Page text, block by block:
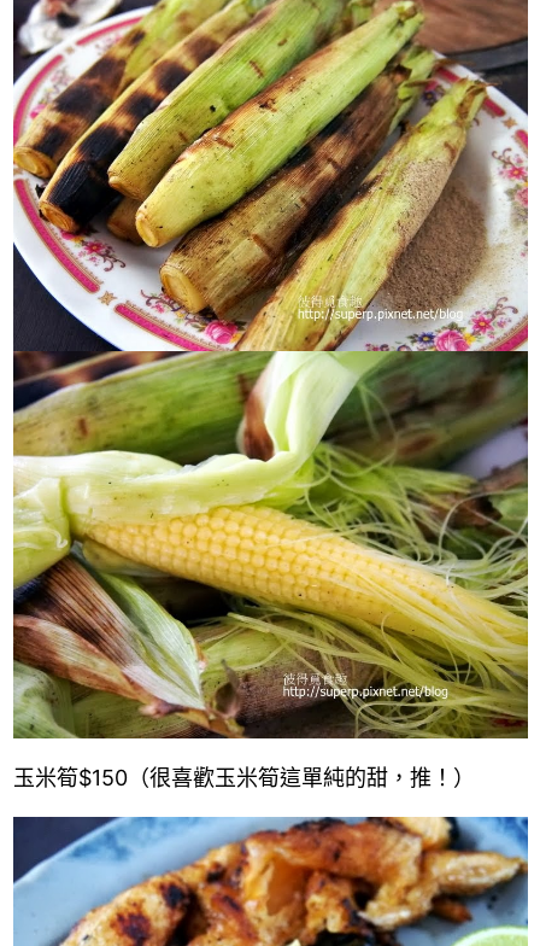
玉米筍$150（很喜歡玉米筍這單純的甜，推！）